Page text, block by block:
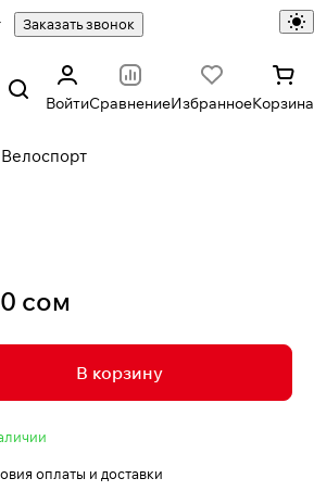
Заказать звонок
ВойтиСравнениеИзбранноеКорзина
Велоспорт
сом
В корзину
оплаты и доставки